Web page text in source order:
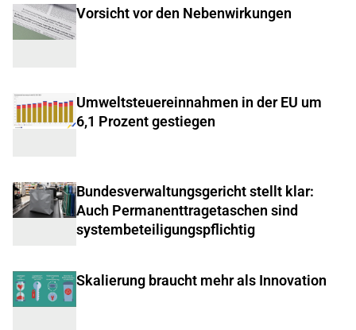
Vorsicht vor den Nebenwirkungen
Umweltsteuereinnahmen in der EU um
6,1 Prozent gestiegen
Bundesverwaltungsgericht stellt klar:
Auch Permanenttragetaschen sind
systembeteiligungspflichtig
Skalierung braucht mehr als Innovation